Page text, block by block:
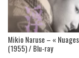
Mikio Naruse – «
(1955) / Blu-ray